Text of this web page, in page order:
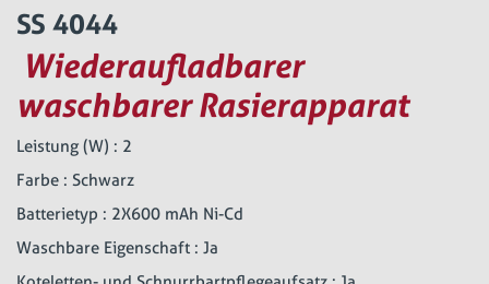
SS 4044
Wiederaufladbarer
waschbarer Rasierapparat
Leistung (W) : 2
Farbe : Schwarz
Batterietyp : 2X600 mAh Ni-Cd
Waschbare Eigenschaft : Ja